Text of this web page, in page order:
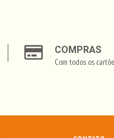
COMPRAS
Com todos os